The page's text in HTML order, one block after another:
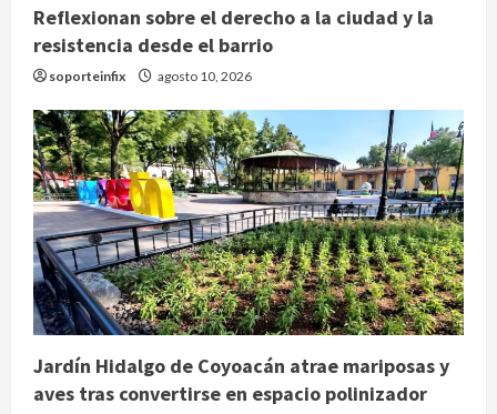
Reflexionan sobre el derecho a la ciudad y la
resistencia desde el barrio
soporteinfix agosto 10, 2026
Jardín Hidalgo de Coyoacán atrae mariposas y
aves tras convertirse en espacio polinizador